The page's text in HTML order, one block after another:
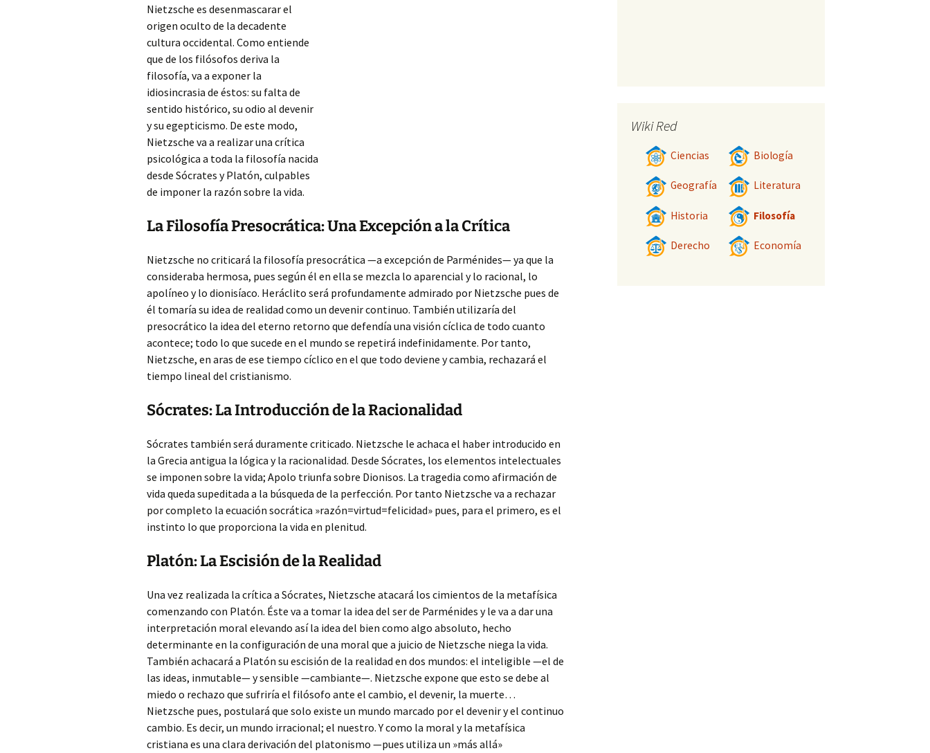
Nietzsche es desenmascarar el
origen oculto de la decadente
cultura occidental. Como entiende
que de los filósofos deriva la
filosofía, va a exponer la
idiosincrasia de éstos: su falta de
sentido histórico, su odio al devenir
y su egepticismo. De este modo,
Nietzsche va a realizar una crítica
psicológica a toda la filosofía nacida
desde Sócrates y Platón, culpables
de imponer la razón sobre la vida.
La Filosofía Presocrática: Una Excepción a la Crítica
Nietzsche no criticará la filosofía presocrática —a excepción de Parménides— ya que la
consideraba hermosa, pues según él en ella se mezcla lo aparencial y lo racional, lo
apolíneo y lo dionisíaco. Heráclito será profundamente admirado por Nietzsche pues de
él tomaría su idea de realidad como un devenir continuo. También utilizaría del
presocrático la idea del eterno retorno que defendía una visión cíclica de todo cuanto
acontece; todo lo que sucede en el mundo se repetirá indefinidamente. Por tanto,
Nietzsche, en aras de ese tiempo cíclico en el que todo deviene y cambia, rechazará el
tiempo lineal del cristianismo.
Sócrates: La Introducción de la Racionalidad
Sócrates también será duramente criticado. Nietzsche le achaca el haber introducido en
la Grecia antigua la lógica y la racionalidad. Desde Sócrates, los elementos intelectuales
se imponen sobre la vida; Apolo triunfa sobre Dionisos. La tragedia como afirmación de
vida queda supeditada a la búsqueda de la perfección. Por tanto Nietzsche va a rechazar
por completo la ecuación socrática »razón=virtud=felicidad» pues, para el primero, es el
instinto lo que proporciona la vida en plenitud.
Platón: La Escisión de la Realidad
Una vez realizada la crítica a Sócrates, Nietzsche atacará los cimientos de la metafísica
comenzando con Platón. Éste va a tomar la idea del ser de Parménides y le va a dar una
interpretación moral elevando así la idea del bien como algo absoluto, hecho
determinante en la configuración de una moral que a juicio de Nietzsche niega la vida.
También achacará a Platón su escisión de la realidad en dos mundos: el inteligible —el de
las ideas, inmutable— y sensible —cambiante—. Nietzsche expone que esto se debe al
miedo o rechazo que sufriría el filósofo ante el cambio, el devenir, la muerte…
Nietzsche pues, postulará que solo existe un mundo marcado por el devenir y el continuo
cambio. Es decir, un mundo irracional; el nuestro. Y como la moral y la metafísica
cristiana es una clara derivación del platonismo —pues utiliza un »más allá»
Wiki Red
Ciencias Biología
Geografía Literatura
Historia Filosofía
Derecho Economía